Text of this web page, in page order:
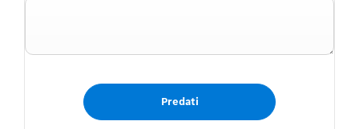
Predati